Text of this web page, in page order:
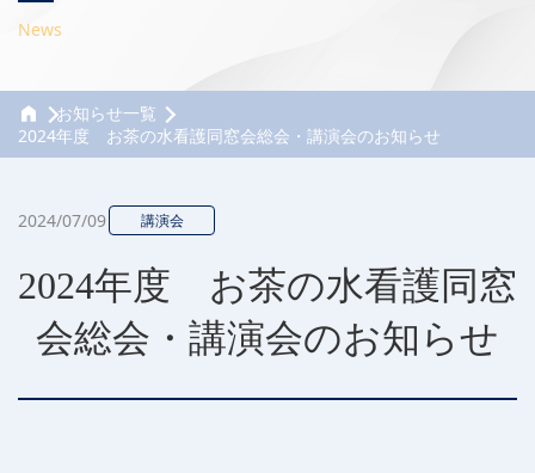
News
お知らせ一覧
2024年度 お茶の水看護同窓会総会・講演会のお知らせ
2024/07/09 講演会
2024年度 お茶の水看護同窓
会総会・講演会のお知らせ